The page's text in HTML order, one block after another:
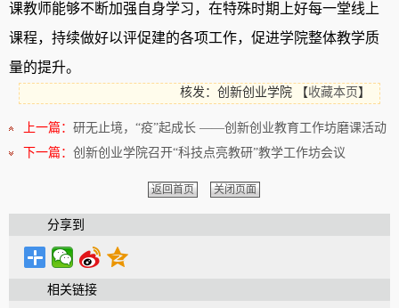
课教师能够不断加强自身学习， 在特殊时期上好每一堂线上
课程， 持续做好以评促建的各项工作， 促进学院整体教学质
量的提升。
核发：创新创业学院 【收藏本页 】
上一篇： 研无止境，“疫”起成长 ——创新创业教育工作坊磨课活动
下一篇： 创新创业学院召开“科技点亮教研”教学工作坊会议
返回首页 关闭页面
分享到
相关链接